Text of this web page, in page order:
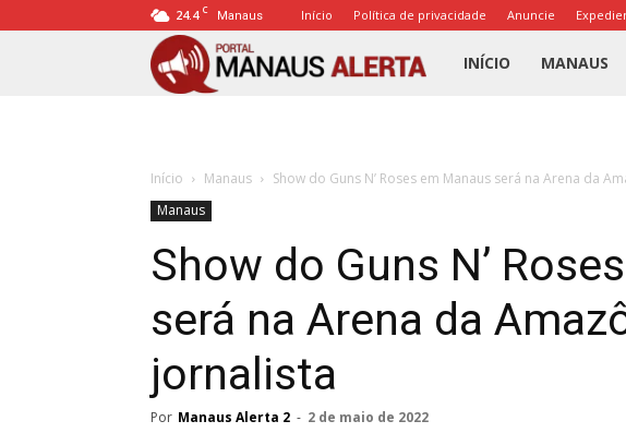
24.4 C Manaus Início Política de privacidade Anuncie
Portal
INÍCIO MANAUS
Início Manaus
Show do Guns N’ Roses em Manaus será na Arena da
Manaus
Show do Guns N’
será na Arena da
jornalista
Por Manaus Alerta 2 - 2 de maio de 2022